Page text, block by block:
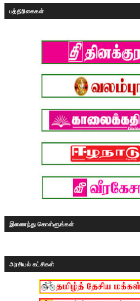
பத்திரிகைகள்
இணைந்து கொள்ளுங்கள்
அரசியல் கட்சிகள்